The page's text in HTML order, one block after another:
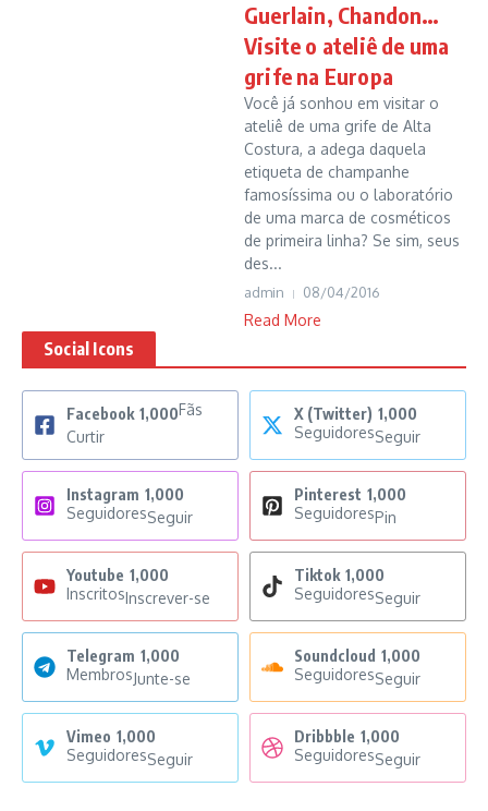
Guerlain, Chandon…
Visite o ateliê de uma
grife na Europa
Você já sonhou em visitar o
ateliê de uma grife de Alta
Costura, a adega daquela
etiqueta de champanhe
famosíssima ou o laboratório
de uma marca de cosméticos
de primeira linha? Se sim, seus
des...
admin 08/04/2016
Read More
Social Icons
Facebook 1,000Fãs
Curtir
X (Twitter) 1,000
SeguidoresSeguir
Instagram 1,000
SeguidoresSeguir
Pinterest 1,000
SeguidoresPin
Youtube 1,000
InscritosInscrever-se
Tiktok 1,000
SeguidoresSeguir
Telegram 1,000
MembrosJunte-se
Soundcloud 1,000
SeguidoresSeguir
Vimeo 1,000
SeguidoresSeguir
Dribbble 1,000
SeguidoresSeguir